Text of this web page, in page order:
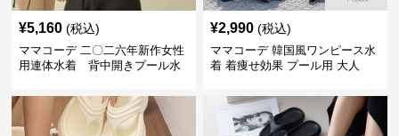
¥5,160 (税込)
ママコーデ 二〇二六年新作女性
用連体水着 背中開きプール水
¥2,990 (税込)
ママコーデ 韓国風ワンピース水
着 着痩せ効果 プール用 大人